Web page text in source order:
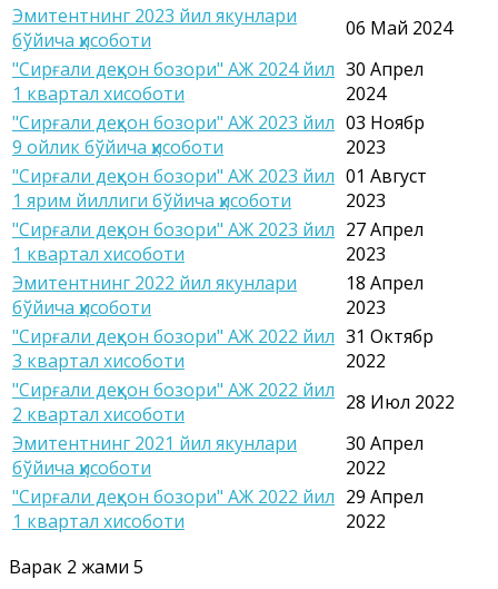
Эмитентнинг 2023 йил якунлари
бўйича ҳисоботи
06 Май 2024
"Сирғали деҳқон бозори" АЖ 2024 йил
1 квартал хисоботи
30 Апрел
2024
"Сирғали деҳқон бозори" АЖ 2023 йил
9 ойлик бўйича ҳисоботи
03 Ноябр
2023
"Сирғали деҳқон бозори" АЖ 2023 йил
1 ярим йиллиги бўйича ҳисоботи
01 Август
2023
"Сирғали деҳқон бозори" АЖ 2023 йил
1 квартал хисоботи
27 Апрел
2023
Эмитентнинг 2022 йил якунлари
бўйича ҳисоботи
18 Апрел
2023
"Сирғали деҳқон бозори" АЖ 2022 йил
3 квартал хисоботи
31 Октябр
2022
"Сирғали деҳқон бозори" АЖ 2022 йил
2 квартал хисоботи
28 Июл 2022
Эмитентнинг 2021 йил якунлари
бўйича ҳисоботи
30 Апрел
2022
"Сирғали деҳқон бозори" АЖ 2022 йил
1 квартал хисоботи
29 Апрел
2022
Варак 2 жами 5